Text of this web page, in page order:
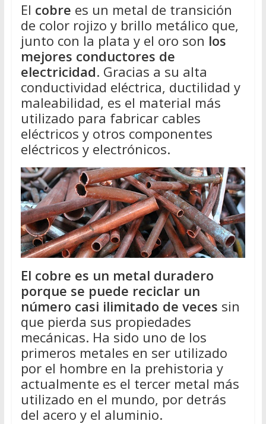
El cobre es un metal de transición
de color rojizo y brillo metálico que,
junto con la plata y el oro son los
mejores conductores de
electricidad. Gracias a su alta
conductividad eléctrica, ductilidad y
maleabilidad, es el material más
utilizado para fabricar cables
eléctricos y otros componentes
eléctricos y electrónicos.
El cobre es un metal duradero
porque se puede reciclar un
número casi ilimitado de veces sin
que pierda sus propiedades
mecánicas. Ha sido uno de los
primeros metales en ser utilizado
por el hombre en la prehistoria y
actualmente es el tercer metal más
utilizado en el mundo, por detrás
del acero y el aluminio.